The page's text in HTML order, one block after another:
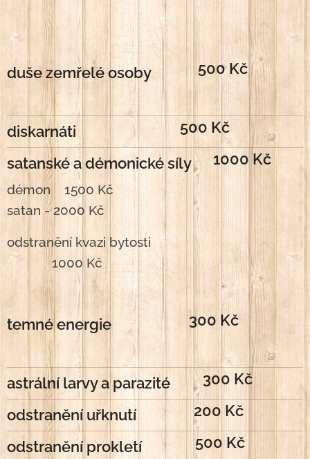
duše zemřelé osoby 500 Kč
diskarnáti
500 Kč
satanské a démonické síly
démon 1500 Kč
satan - 2000 Kč
1000 Kč
odstranění kvazi bytosti
1000 Kč
temné energie 300 Kč
astrální larvy a parazité
300 Kč
odstranění uřknutí
200 Kč
odstranění prokletí
500 Kč